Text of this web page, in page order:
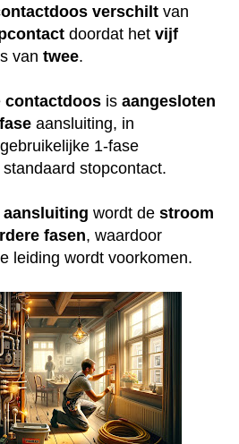
verschilt van
doordat het vijf
van twee.
contactdoos is aangesloten
aansluiting, in
1-fase
stopcontact.
aansluiting wordt de stroom
fasen, waardoor
leiding wordt voorkomen.